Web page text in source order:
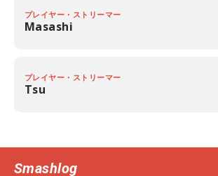
プレイヤー・ストリーマー
Masashi
プレイヤー・ストリーマー
Tsu
Smashlog